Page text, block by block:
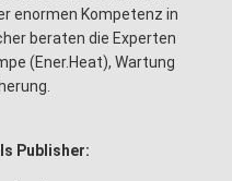
enormen Kompetenz in
beraten die Experten
(Ener.Heat), Wartung
Publisher: